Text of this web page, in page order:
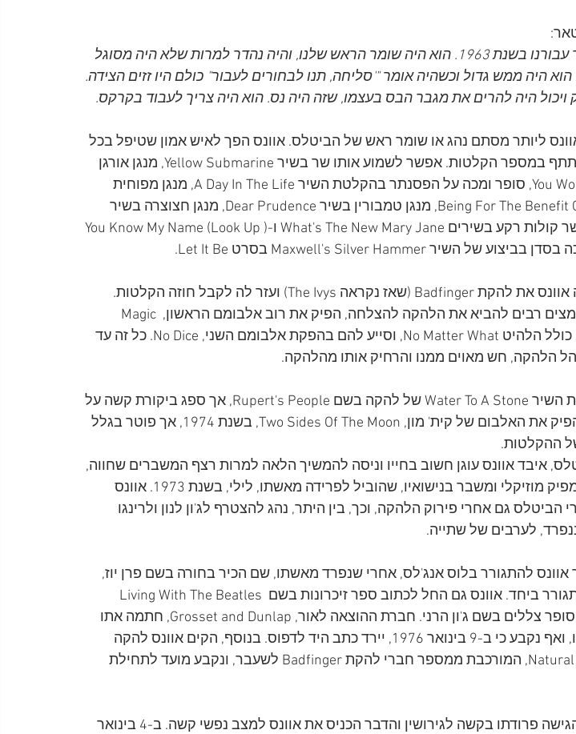
מל התחיל לעבוד עבורנו בשנת 1963. הוא היה שומר הראש שלנו, והיה נהדר למרות שלא היה מסוגל
היה ממש גדול וכשהיה אומר "'סליחה, תנו לבחורים לעבור" כולם היו זזים הצידה.
ויכול היה להרים את מגבר הבס בעצמו, שזה היה נס. הוא היה צריך לעבוד בקרקס.
ליותר מסתם נהג או שומר ראש של הביטלס. אוונס הפך לאיש אמון שטיפל בכל
צורכיהם ואף השתתף במספר הקלטות. אפשר לשמוע אותו שר בשיר Yellow Submarine, מנגן אורגן
בשיר You Won't See Me, סופר ומכה על הפסנתר בהקלטת השיר A Day In The Life, מנגן מפוחית ​​
בשיר !Being For The Benefit Of Mr. Kite, מנגן טמבורין בשיר Dear Prudence, מנגן חצוצרה בשיר
Helter Skelter, שר קולות רקע בשירים What's The New Mary Jane ו-(You Know My Name (Look Up
בשנת 1968 גילה אוונס את להקת Badfinger (שאז נקראה The Ivys) ועזר לה לקבל חוזה הקלטות.
אוונס השקיע מאמצים רבים להביא את הלהקה להצלחה, הפיק את רוב אלבומם הראשון, Magic
Christian Music, כולל הלהיט No Matter What, וסייע להם בהפקת אלבומם השני, No Dice. כל זה עד
הלהקה, חש מאוים ממנו והרחיק אותו מהלהקה.
אוונס הפיק גם את השיר Water To A Stone של להקה בשם Rupert's People, אך ספג ביקורת קשה על
עבודתו. הוא גם הפיק את האלבום של קית' מון, Two Sides Of The Moon, בשנת 1974, אך פוטר בגלל
ההקלטות.
איבד אוונס עוגן חשוב בחייו וניסה להמשיך הלאה למרות רצף המשברים שחווה,
בעיקר כישלונו כמפיק מוזיקלי ומשבר בנישואיו, שהוביל לפרידה מאשתו, לילי, בשנת 1973. אוונס
הביטלס גם אחרי פירוק הלהקה, וכך, בין היתר, נהג להצטרף לג'ון לנון ולרינגו
לערבים של שתייה.
עבר אוונס להתגורר בלוס אנג'לס, אחרי שנפרד מאשתו, שם הכיר בחורה בשם פרן יוז,
ושניהם עברו להתגורר ביחד. אוונס גם החל לכתוב ספר זיכרונות בשם Living With The Beatles
Legend, יחד עם סופר צללים בשם ג'ון הרני. חברת ההוצאה לאור, Grosset and Dunlap, חתמה אתו
על חוזה לפרסומו, ואף נקבע כי ב-9 בינואר 1976, יירד כתב היד לדפוס. בנוסף, הקים אוונס להקה
חדשה בשם Natural Gas, המורכבת ממספר חברי להקת Badfinger לשעבר, ונקבע מועד לתחילת
בדצמבר 1975, הגישה פרודתו בקשה לגירושין והדבר הכניס את אוונס למצב נפשי קשה. ב-4 בינואר